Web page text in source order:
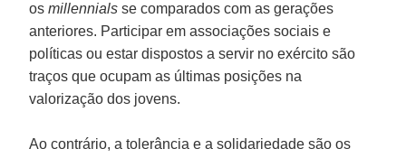
osmillennials se comparados com as gerações
anteriores. Participar em associações sociais e
políticas ou estar dispostos a servir no exército são
traços que ocupam as últimas posições na
valorização dos jovens.
Ao contrário, a tolerância e a solidariedade são os